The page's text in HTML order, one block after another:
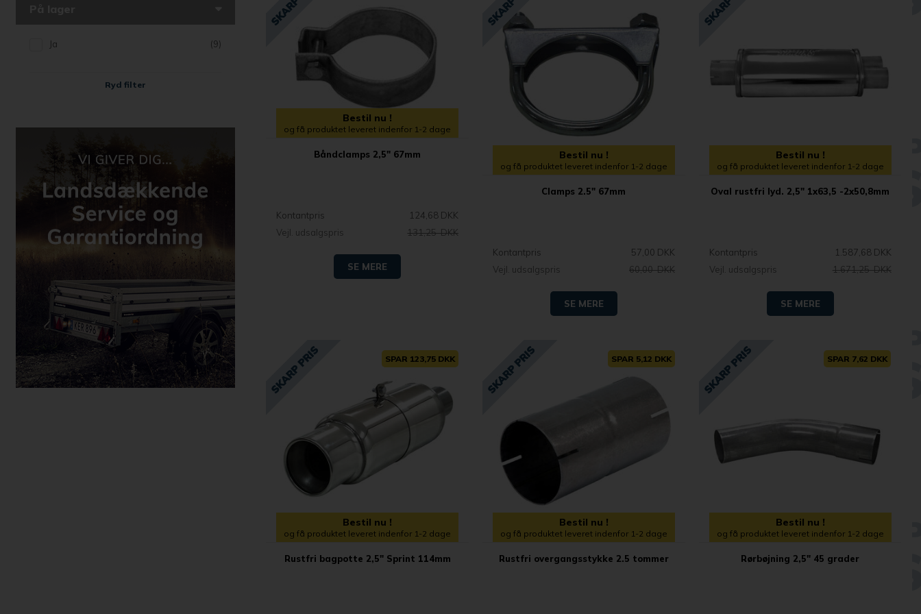
Ja (9)
Ryd filter
Bestil nu !
og få produktet leveret indenfor 1-2 dage
Båndclamps 2,5" 67mm
Kontantpris
124,68 DKK
Vejl. udsalgspris
131,25 DKK
SE MERE
Bestil nu !
og få produktet leveret indenfor 1-2 dage
Clamps 2.5" 67mm
Kontantpris
57,00 DKK
Vejl. udsalgspris
60,00 DKK
SE MERE
Bestil nu !
og få produktet leveret indenfor 1-2 dage
Oval rustfri lyd. 2,5" 1x63,5 -2x50,8mm
Kontantpris
1.587,68 DKK
Vejl. udsalgspris
1.671,25 DKK
SE MERE
SPAR 123,75 DKK
Bestil nu !
og få produktet leveret indenfor 1-2 dage
Rustfri bagpotte 2,5" Sprint 114mm
SPAR 5,12 DKK
Bestil nu !
og få produktet leveret indenfor 1-2 dage
Rustfri overgangsstykke 2.5 tommer
SPAR 7,62 DKK
Bestil nu !
og få produktet leveret indenfor 1-2 dage
Rørbøjning 2,5" 45 grader